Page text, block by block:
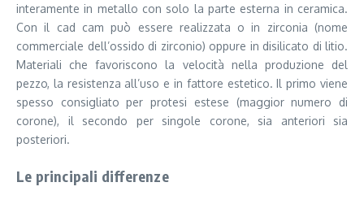
interamente in metallo con solo la parte esterna in ceramica.
Con il cad cam può essere realizzata o in zirconia (nome
commerciale dell’ossido di zirconio) oppure in disilicato di litio.
Materiali che favoriscono la velocità nella produzione del
pezzo, la resistenza all’uso e in fattore estetico. Il primo viene
spesso consigliato per protesi estese (maggior numero di
corone), il secondo per singole corone, sia anteriori sia
posteriori.
Le principali differenze